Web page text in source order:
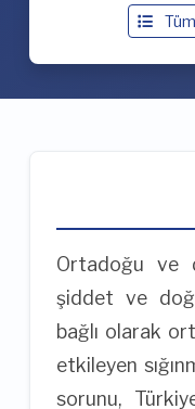
Ortadoğu ve
şiddet ve
bağlı olarak
etkileyen
sorunu,